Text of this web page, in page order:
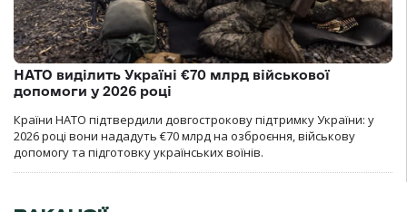
НАТО виділить Україні €70 млрд військової
допомоги у 2026 році
Країни НАТО підтвердили довгострокову підтримку України: у
2026 році вони нададуть €70 млрд на озброєння, військову
допомогу та підготовку українських воїнів.